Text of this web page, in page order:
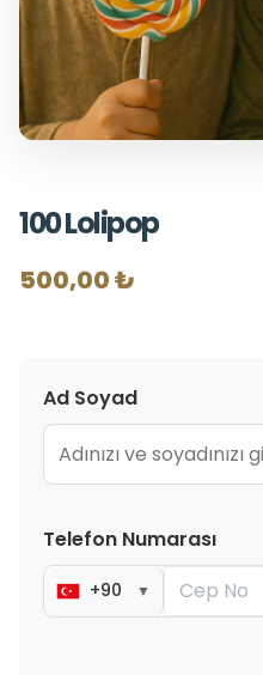
100 Lolipop
500,00 ₺
Ad Soyad
Telefon Numarası
+90 ▼